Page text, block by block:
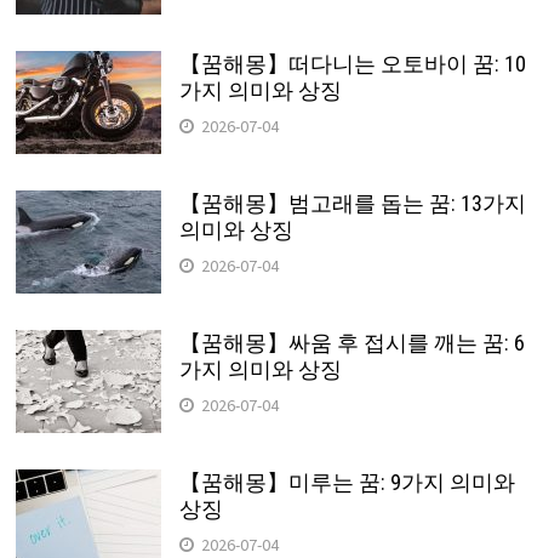
【꿈해몽】떠다니는 오토바이 꿈: 10
가지 의미와 상징
2026-07-04
【꿈해몽】범고래를 돕는 꿈: 13가지
의미와 상징
2026-07-04
【꿈해몽】싸움 후 접시를 깨는 꿈: 6
가지 의미와 상징
2026-07-04
【꿈해몽】미루는 꿈: 9가지 의미와
상징
2026-07-04